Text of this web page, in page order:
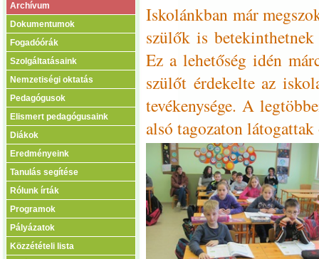
Archívum
Dokumentumok
Fogadóórák
Szolgáltatásaink
Nemzetiségi oktatás
Pedagógusok
Elismert pedagógusaink
Diákok
Eredményeink
Tanulás segítése
Rólunk írták
Programok
Pályázatok
Közzétételi lista
Iskolánkban már
szülők is betekinthetnek
Ez a lehetőség idén
szülőt érdekelte az
tevékenysége. A
alsó tagozaton